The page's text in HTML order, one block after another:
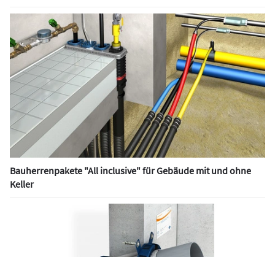
Bauherrenpakete "All inclusive" für Gebäude mit und ohne
Keller